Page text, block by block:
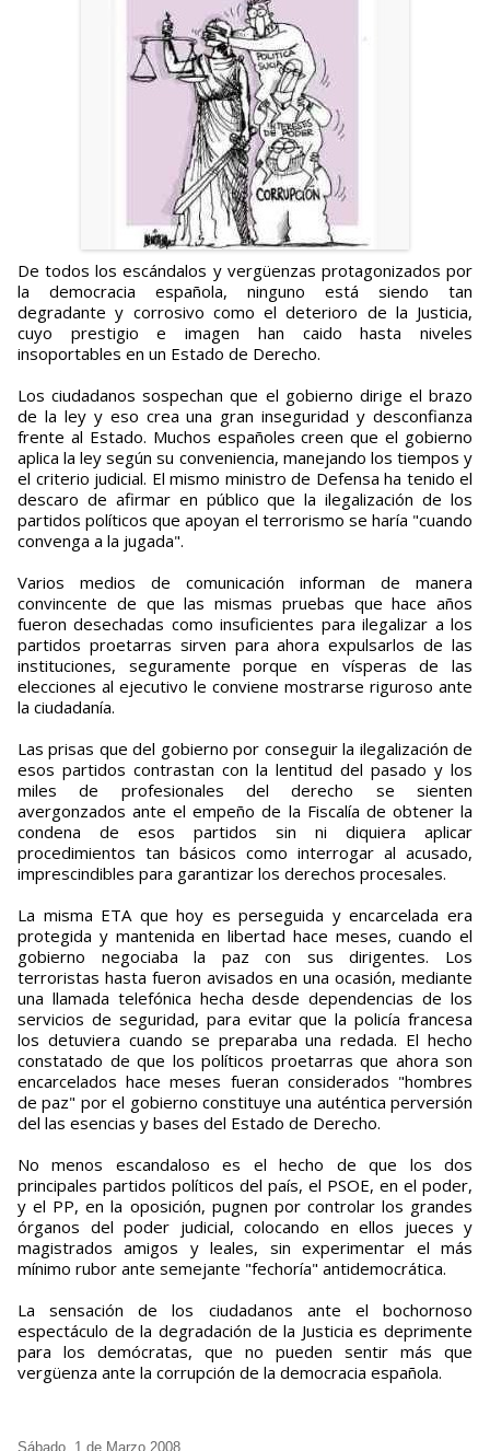
De todos los escándalos y vergüenzas protagonizados por
la democracia española, ninguno está siendo tan
degradante y corrosivo como el deterioro de la Justicia,
cuyo prestigio e imagen han caido hasta niveles
insoportables en un Estado de Derecho.
Los ciudadanos sospechan que el gobierno dirige el brazo
de la ley y eso crea una gran inseguridad y desconfianza
frente al Estado. Muchos españoles creen que el gobierno
aplica la ley según su conveniencia, manejando los tiempos y
el criterio judicial. El mismo ministro de Defensa ha tenido el
descaro de afirmar en público que la ilegalización de los
partidos políticos que apoyan el terrorismo se haría "cuando
convenga a la jugada".
Varios medios de comunicación informan de manera
convincente de que las mismas pruebas que hace años
fueron desechadas como insuficientes para ilegalizar a los
partidos proetarras sirven para ahora expulsarlos de las
instituciones, seguramente porque en vísperas de las
elecciones al ejecutivo le conviene mostrarse riguroso ante
la ciudadanía.
Las prisas que del gobierno por conseguir la ilegalización de
esos partidos contrastan con la lentitud del pasado y los
miles de profesionales del derecho se sienten
avergonzados ante el empeño de la Fiscalía de obtener la
condena de esos partidos sin ni diquiera aplicar
procedimientos tan básicos como interrogar al acusado,
imprescindibles para garantizar los derechos procesales.
La misma ETA que hoy es perseguida y encarcelada era
protegida y mantenida en libertad hace meses, cuando el
gobierno negociaba la paz con sus dirigentes. Los
terroristas hasta fueron avisados en una ocasión, mediante
una llamada telefónica hecha desde dependencias de los
servicios de seguridad, para evitar que la policía francesa
los detuviera cuando se preparaba una redada. El hecho
constatado de que los políticos proetarras que ahora son
encarcelados hace meses fueran considerados "hombres
de paz" por el gobierno constituye una auténtica perversión
del las esencias y bases del Estado de Derecho.
No menos escandaloso es el hecho de que los dos
principales partidos políticos del país, el PSOE, en el poder,
y el PP, en la oposición, pugnen por controlar los grandes
órganos del poder judicial, colocando en ellos jueces y
magistrados amigos y leales, sin experimentar el más
mínimo rubor ante semejante "fechoría" antidemocrática.
La sensación de los ciudadanos ante el bochornoso
espectáculo de la degradación de la Justicia es deprimente
para los demócratas, que no pueden sentir más que
vergüenza ante la corrupción de la democracia española.
Sábado, 1 de Marzo 2008